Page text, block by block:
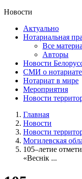
Новости
Актуально
Нотариальная
Все
Авторы
Новости
СМИ о нотариате
Нотариат в мире
Мероприятия
Новости
Главная
Новости
Новости
Могилевская
105–летие
«Веснiк ...